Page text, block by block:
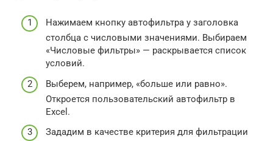
Нажимаем кнопку автофильтра у заголовка
столбца с числовыми значениями. Выбираем
«Числовые фильтры» — раскрывается список
условий.
Выберем, например, «больше или равно».
Откроется пользовательский автофильтр в
Excel.
Зададим в качестве критерия для фильтрации